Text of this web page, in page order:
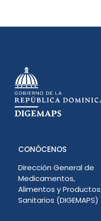
CONÓCENOS
Dirección General de
Medicamentos,
Alimentos y Productos
Sanitarios (DIGEMAPS)